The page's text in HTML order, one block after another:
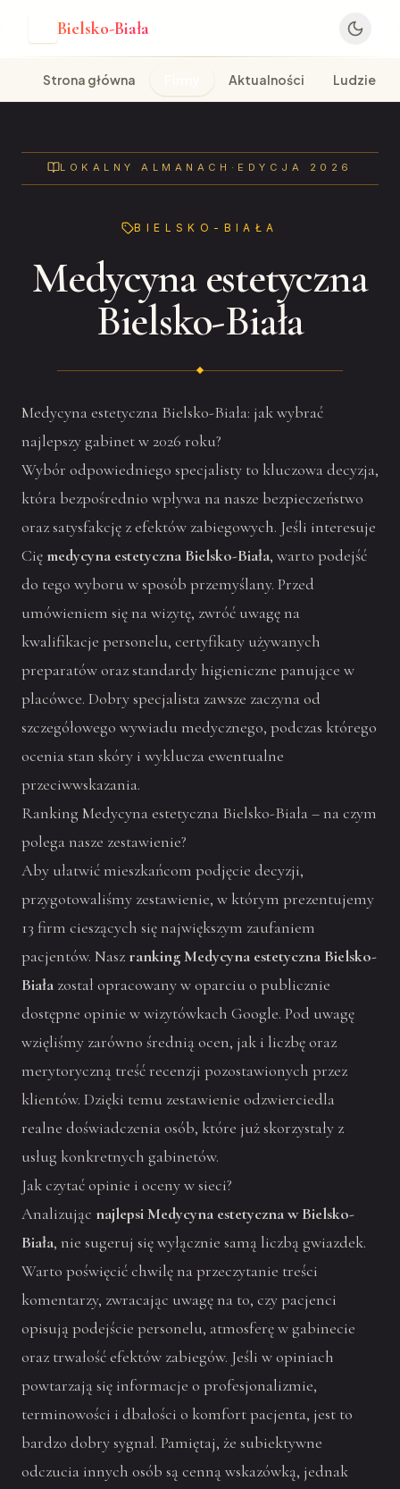
Bielsko-Biała
Strona główna Aktualności Ludzie
LOKALNY ALMANACH · EDYCJA 2026
BIELSKO-BIAŁA
Medycyna estetyczna
Bielsko-Biała
Medycyna estetyczna Bielsko-Biała: jak wybrać
najlepszy gabinet w 2026 roku?
Wybór odpowiedniego specjalisty to kluczowa decyzja,
która bezpośrednio wpływa na nasze bezpieczeństwo
oraz satysfakcję z efektów zabiegowych. Jeśli interesuje
Cię medycyna estetyczna Bielsko-Biała, warto podejść
do tego wyboru w sposób przemyślany. Przed
umówieniem się na wizytę, zwróć uwagę na
kwalifikacje personelu, certyfikaty używanych
preparatów oraz standardy higieniczne panujące w
placówce. Dobry specjalista zawsze zaczyna od
szczegółowego wywiadu medycznego, podczas którego
ocenia stan skóry i wyklucza ewentualne
przeciwwskazania.
Ranking Medycyna estetyczna Bielsko-Biała – na czym
polega nasze zestawienie?
Aby ułatwić mieszkańcom podjęcie decyzji,
przygotowaliśmy zestawienie, w którym prezentujemy
13 firm cieszących się największym zaufaniem
pacjentów. Naszranking Medycyna estetyczna Bielsko-
Biała został opracowany w oparciu o publicznie
dostępne opinie w wizytówkach Google. Pod uwagę
wzięliśmy zarówno średnią ocen, jak i liczbę oraz
merytoryczną treść recenzji pozostawionych przez
klientów. Dzięki temu zestawienie odzwierciedla
realne doświadczenia osób, które już skorzystały z
usług konkretnych gabinetów.
Jak czytać opinie i oceny w sieci?
Analizując najlepsi Medycyna estetyczna w Bielsko-
Biała, nie sugeruj się wyłącznie samą liczbą gwiazdek.
Warto poświęcić chwilę na przeczytanie treści
komentarzy, zwracając uwagę na to, czy pacjenci
opisują podejście personelu, atmosferę w gabinecie
oraz trwałość efektów zabiegów. Jeśli w opiniach
powtarzają się informacje o profesjonalizmie,
terminowości i dbałości o komfort pacjenta, jest to
bardzo dobry sygnał. Pamiętaj, że subiektywne
odczucia innych osób są cenną wskazówką, jednak